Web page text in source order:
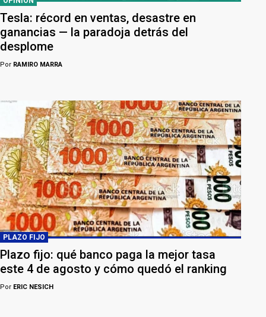
Tesla: récord en ventas, desastre en
ganancias — la paradoja detrás del
desplome
Por RAMIRO MARRA
PLAZO FIJO
Plazo fijo: qué banco paga la mejor tasa
este 4 de agosto y cómo quedó el ranking
Por ERIC NESICH